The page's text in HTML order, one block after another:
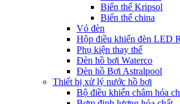
Biến thế Kripsol
Biến thế china
Vỏ đèn
Hộp điều khiển đèn LED
Phụ kiện thay thế
Đèn hồ bơi Waterco
Đèn hồ Bơi Astralpool
Thiết bị xử lý nước hồ bơi
Bộ điều khiển châm hóa